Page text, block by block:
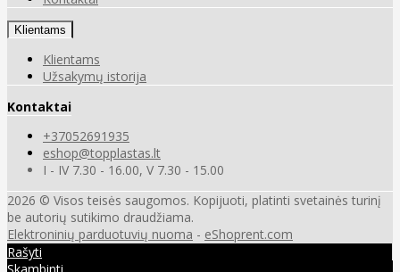
Klientams
Klientams
Užsakymų istorija
Kontaktai
+37052691935
eshop@topplastas.lt
I - IV 7.30 - 16.00, V 7.30 - 15.00
2026 © Visos teisės saugomos. Kopijuoti, platinti svetainės turinį
be autorių sutikimo draudžiama.
Elektroninių parduotuvių nuoma - eShoprent.com
Rašyti